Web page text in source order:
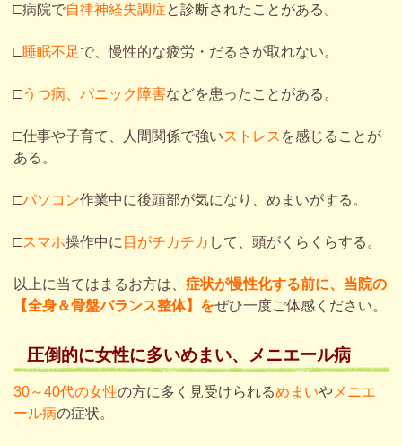
□病院で自律神経失調症と診断されたことがある。
□睡眠不足で、慢性的な疲労・だるさが取れない。
□うつ病 パニック障害などを患ったことがある。
□仕事や子育て、人間関係で強いストレス を感じることが
ある。
□パソコン作業中に後頭部が気になり、めまいがする。
□スマホ操作中に 目がチカチカ して、頭がくらくらする。
以上に当てはまるお方は、 症状が慢性化する前に、当院の
【全身＆骨盤バランス整体】をぜひ一度ご体感ください。
圧倒的に女性に多いめまい、メニエール病
30～40代の女性の方に多く見受けられるめまいや メニエ
ール病の症状。